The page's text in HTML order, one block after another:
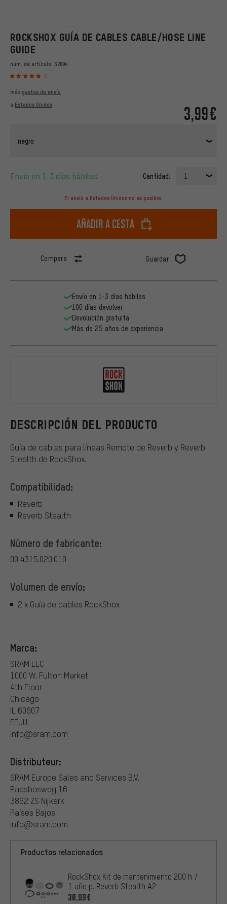
ROCKSHOX GUÍA DE CABLES CABLE/HOSE LINE
GUIDE
núm. de artículo: 32694
3
3,99€
más gastos de envío
a Estados Unidos
negro
Envío en 1-3 días hábiles Cantidad: 1
El envío a Estados Unidos no es posible.
Añadir a cesta
Compara Guardar
DESCRIPCIÓN DEL PRODUCTO
Guía de cables para líneas Remote de Reverb y Reverb
Stealth de RockShox.
Compatibilidad:
Reverb
Reverb Stealth
Número de fabricante:
00.4315.020.010
Volumen de envío:
2 x Guía de cables RockShox
Marca:
SRAM LLC
1000 W. Fulton Market
4th Floor
Chicago
IL 60607
EEUU
info@sram.com
Distributeur:
SRAM Europe Sales and Services B.V.
Paasbosweg 16
3862 ZS Nijkerk
Países Bajos
info@sram.com
Productos relacionados
RockShox Kit de mantenimiento 200 h /
1 año p. Reverb Stealth A2
30,99€
Envío en 1-3 días hábiles
100 días devolver
Devolución gratuita
Más de 25 años de experiencia